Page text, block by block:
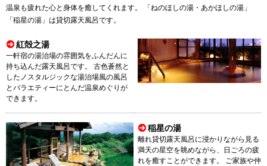
温泉も疲れた心と身体を癒してくれます。 「ねのほしの湯・あかほしの湯」
「稲星の湯」は貸切露天風呂です。
紅殻之湯
一軒宿の湯治場の雰囲気をふんだんに
持ち込んだ露天風呂です。 古色蒼然と
したノスタルジックな湯治場風の風呂
とバラエティーにとんだ温泉めぐりが
できます。
稲星の湯
離れ貸切露天風呂に浸かりながら見る
満天の星空を眺めながら、日ごろの疲
れを癒すことができます。 ご家族や仲